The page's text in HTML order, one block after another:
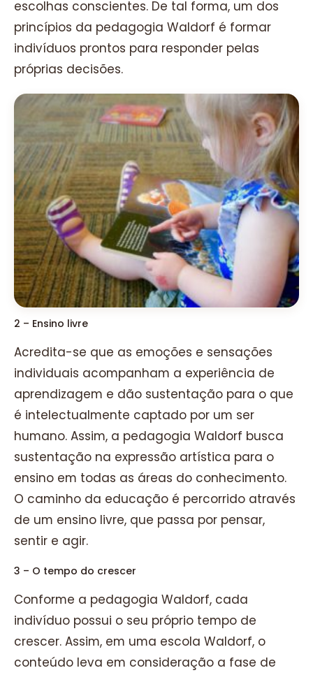
escolhas conscientes. De tal forma, um dos
princípios da pedagogia Waldorf é formar
indivíduos prontos para responder pelas
próprias decisões.
2 – Ensino livre
Acredita-se que as emoções e sensações
individuais acompanham a experiência de
aprendizagem e dão sustentação para o que
é intelectualmente captado por um ser
humano. Assim, a pedagogia Waldorf busca
sustentação na expressão artística para o
ensino em todas as áreas do conhecimento.
O caminho da educação é percorrido através
de um ensino livre, que passa por pensar,
sentir e agir.
3 – O tempo do crescer
Conforme a pedagogia Waldorf, cada
indivíduo possui o seu próprio tempo de
crescer. Assim, em uma escola Waldorf, o
conteúdo leva em consideração a fase de